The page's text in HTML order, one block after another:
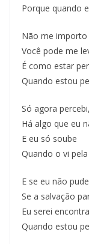
Porque quando
Não me importo
Você pode me
É como estar
Quando estou
Só agora
Há algo que eu
E eu só soube
Quando o vi
E se eu não
Se a salvação
Eu serei
Quando estou